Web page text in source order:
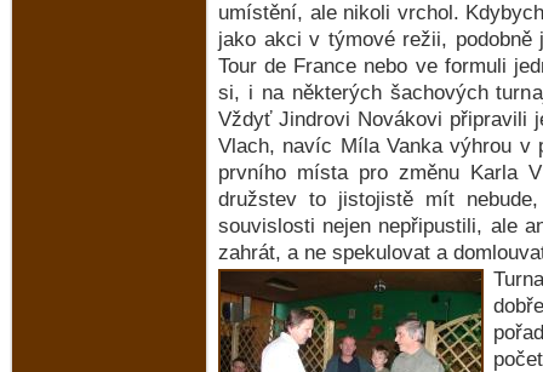
umístění, ale nikoli vrchol.
jako akci v týmové režii, podobně
Tour de France nebo ve formuli
si, i na některých šachových
Vždyť Jindrovi Novákovi připravili
Vlach, navíc Míla Vanka výhrou v
prvního místa pro změnu Karla
družstev to jistojistě mít
souvislosti nejen nepřipustili, ale
zahrát, a ne spekulovat a